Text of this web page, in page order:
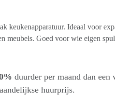
keukenapparatuur. Ideaal voor
Goed voor wie eigen
duurder per maand dan een
huurprijs.